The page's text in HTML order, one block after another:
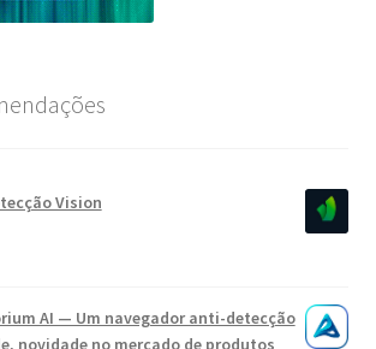
Vision
AI — Um navegador anti-detecção
novidade no mercado de produtos